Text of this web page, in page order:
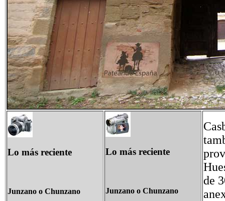
Lo más reciente
Junzano o Chunzano
Lo más reciente
Junzano o Chunzano
de